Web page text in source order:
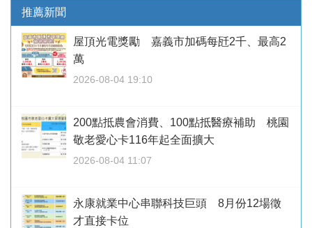
推薦新聞
屋頂光電獎勵 嘉義市加碼每瓩2千、最高2
萬
2026-08-04 19:10
200點抵農會消費、100點抵醫療補助 桃園
敬老愛心卡116年起全面擴大
2026-08-04 11:07
永康就業中心串聯科技巨頭 8月份12場徵
才直接卡位